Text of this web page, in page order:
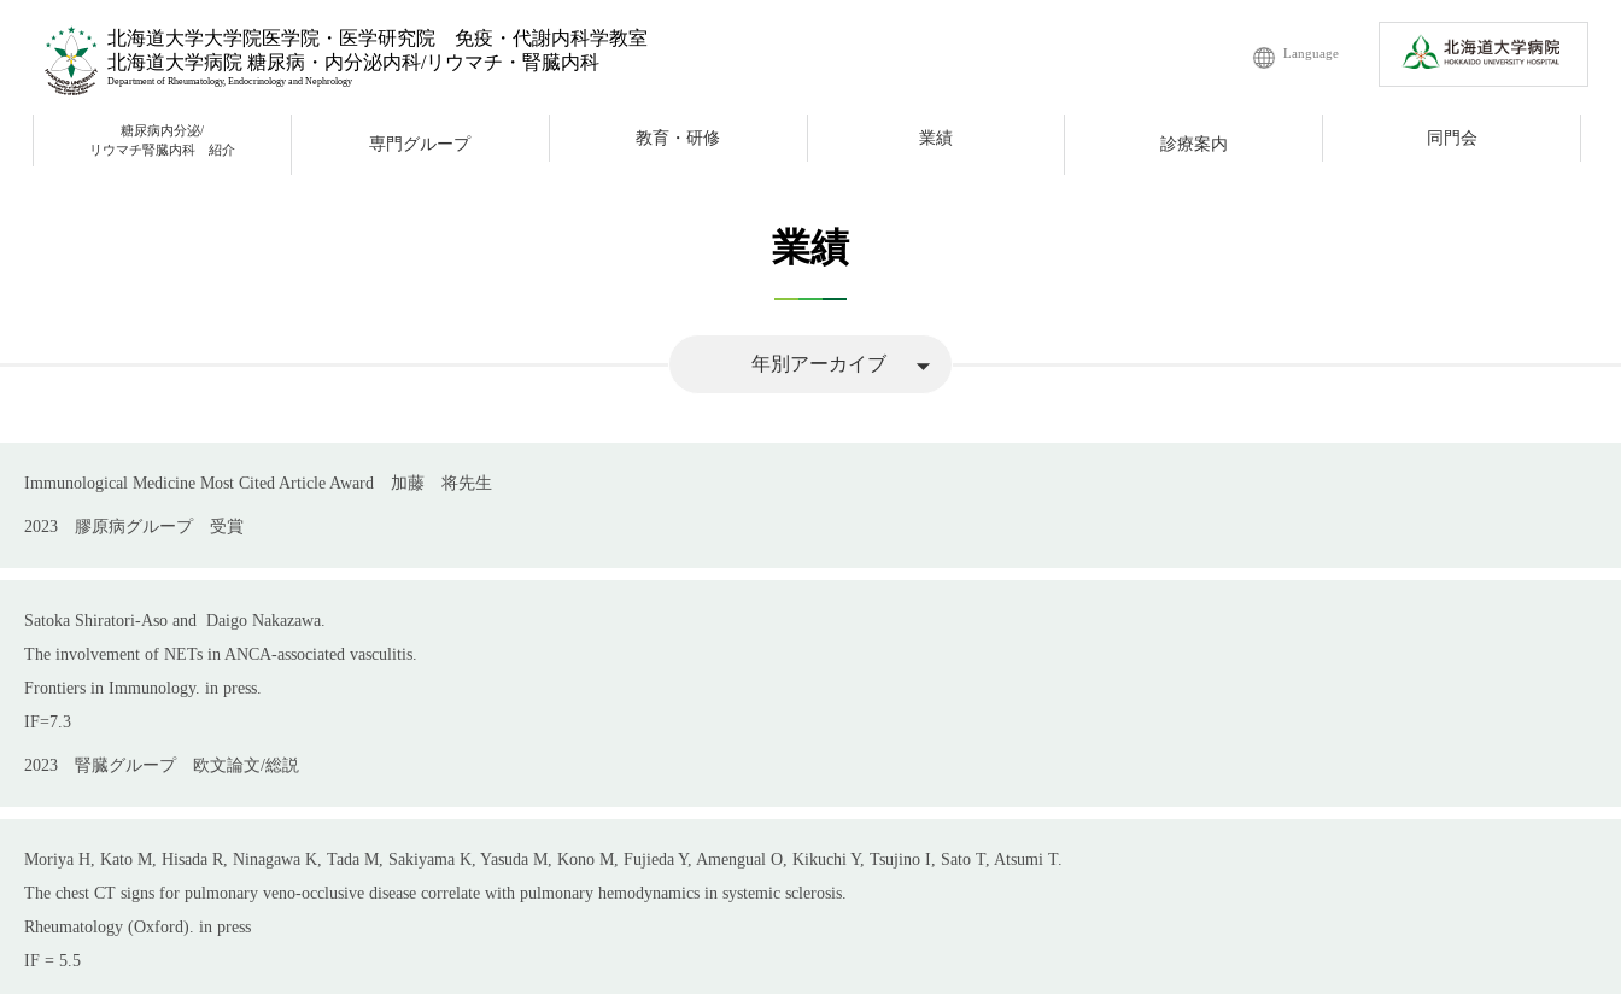
北海道大学大学院医学院・医学研究院 免疫・代謝内科学教室
北海道大学病院 糖尿病・内分泌内科/リウマチ・腎臓内科
Department of Rheumatology, Endocrinology and Nephrology
Language
糖尿病内分泌/
リウマチ腎臓内科 紹介
専門グループ 教育・研修 業績 診療案内 同門会
業績
年別アーカイブ arrow_drop_down
Immunological Medicine Most Cited Article Award 加藤 将先生
2023 膠原病グループ 受賞
Satoka Shiratori-Aso and Daigo Nakazawa.
The involvement of NETs in ANCA-associated vasculitis.
Frontiers in Immunology. in press.
IF=7.3
2023 腎臓グループ 欧文論文/総説
Moriya H, Kato M, Hisada R, Ninagawa K, Tada M, Sakiyama K, Yasuda M, Kono M, Fujieda Y, Amengual O, Kikuchi Y, Tsujino I, Sato T, Atsumi T.
The chest CT signs for pulmonary veno-occlusive disease correlate with pulmonary hemodynamics in systemic sclerosis.
Rheumatology (Oxford). in press
IF = 5.5